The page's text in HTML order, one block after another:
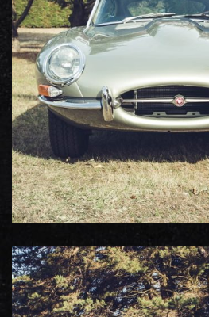
Jaguar Type E
Portfolio photos